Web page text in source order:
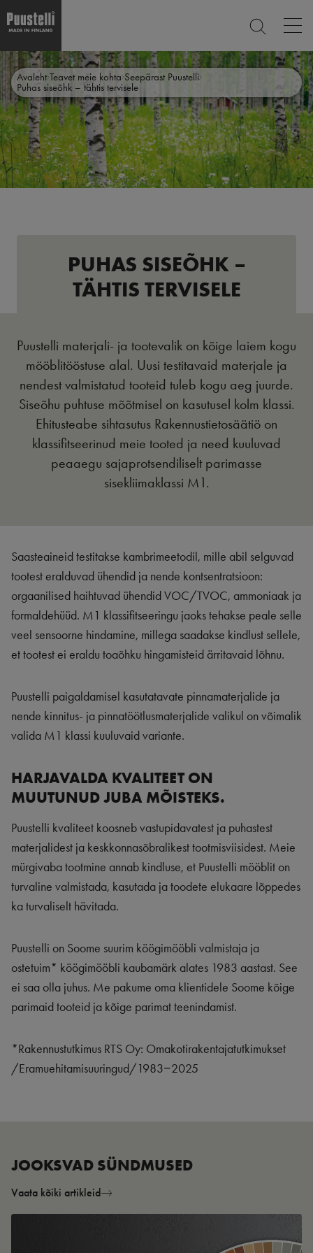
Skip
to
main
content
Main
menu
et
Avaleht Teavet meie kohta Seepärast Puustelli
Puhas siseõhk – tähtis tervisele
PUHAS SISEÕHK –
TÄHTIS TERVISELE
Puustelli materjali- ja tootevalik on kõige laiem kogu
mööblitööstuse alal. Uusi testitavaid materjale ja
nendest valmistatud tooteid tuleb kogu aeg juurde.
Siseõhu puhtuse mõõtmisel on kasutusel kolm klassi.
Ehitusteabe sihtasutus Rakennustietosäätiö on
klassifitseerinud meie tooted ja need kuuluvad
peaaegu sajaprotsendiliselt parimasse
sisekliimaklassi M1.
Saasteaineid testitakse kambrimeetodil, mille abil selguvad
tootest eralduvad ühendid ja nende kontsentratsioon:
orgaanilised haihtuvad ühendid VOC/TVOC, ammoniaak ja
formaldehüüd. M1 klassifitseeringu jaoks tehakse peale selle
veel sensoorne hindamine, millega saadakse kindlust sellele,
et tootest ei eraldu toaõhku hingamisteid ärritavaid lõhnu.
Puustelli paigaldamisel kasutatavate pinnamaterjalide ja
nende kinnitus- ja pinnatöötlusmaterjalide valikul on võimalik
valida M1 klassi kuuluvaid variante.
HARJAVALDA KVALITEET ON
MUUTUNUD JUBA MÕISTEKS.
Puustelli kvaliteet koosneb vastupidavatest ja puhastest
materjalidest ja keskkonnasõbralikest tootmisviisidest. Meie
mürgivaba tootmine annab kindluse, et Puustelli mööblit on
turvaline valmistada, kasutada ja toodete elukaare lõppedes
ka turvaliselt hävitada.
Puustelli on Soome suurim köögimööbli valmistaja ja
ostetuim* köögimööbli kaubamärk alates 1983 aastast. See
ei saa olla juhus. Me pakume oma klientidele Soome kõige
parimaid tooteid ja kõige parimat teenindamist.
*Rakennustutkimus RTS Oy: Omakotirakentajatutkimukset
/Eramuehitamisuuringud/1983−2025
JOOKSVAD SÜNDMUSED
Vaata kõiki artikleid